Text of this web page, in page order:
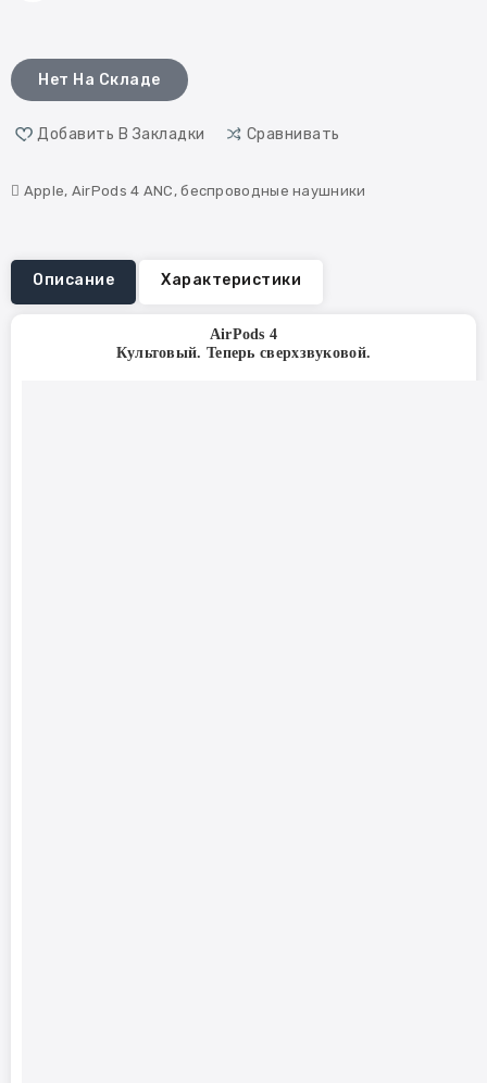
Нет На Складе
Добавить В Закладки Сравнивать
Apple, AirPods 4 ANC,беспроводные наушники
Описание Характеристики
AirPods 4
Культовый. Теперь сверхзвуковой.